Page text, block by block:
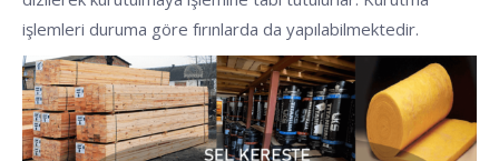
işlemleri duruma göre fırınlarda da yapılabilmektedir.